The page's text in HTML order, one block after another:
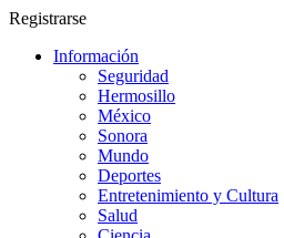
Registrarse
Información
Seguridad
Hermosillo
México
Sonora
Mundo
Deportes
Entretenimiento y Cultura
Salud